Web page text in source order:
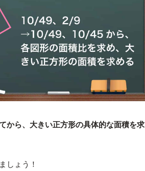
から、大きい正方形の具体的な面積を求
しょう！